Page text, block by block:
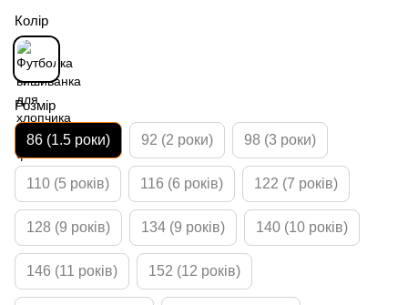
Колір
Розмір
86 (1.5 роки) 92 (2 роки) 98 (3 роки)
110 (5 років) 116 (6 років) 122 (7 років)
128 (9 років) 134 (9 років) 140 (10 років)
146 (11 років) 152 (12 років)